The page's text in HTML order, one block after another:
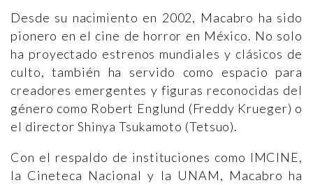
Desde su nacimiento en 2002, Macabro ha sido
pionero en el cine de horror en México. No solo
ha proyectado estrenos mundiales y clásicos de
culto, también ha servido como espacio para
creadores emergentes y figuras reconocidas del
género como Robert Englund (Freddy Krueger) o
el director Shinya Tsukamoto (Tetsuo).
Con el respaldo de instituciones como IMCINE,
la Cineteca Nacional y la UNAM, Macabro ha